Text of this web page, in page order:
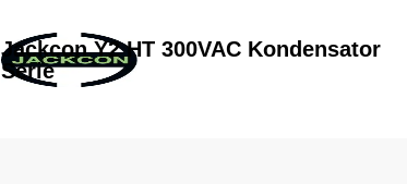
Jackcon Y2 HT 300VAC Kondensator
Serie